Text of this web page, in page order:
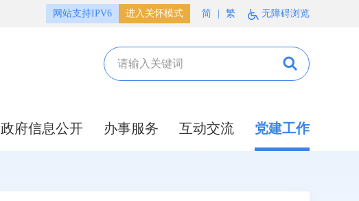
网站支持IPV6 进入关怀模式 简 繁 无障碍浏览
政府信息公开 办事服务 互动交流 党建工作